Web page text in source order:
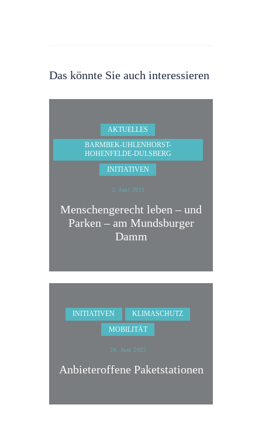
Das könnte Sie auch interessieren
AKTUELLES
BARMBEK-UHLENHORST-
HOHENFELDE-DULSBERG
INITIATIVEN
2. Juni 2021
Menschengerecht leben – und
Parken – am Mundsburger
Damm
INITIATIVEN
KLIMASCHUTZ
MOBILITÄT
24. Juni 2025
Anbieteroffene Paketstationen